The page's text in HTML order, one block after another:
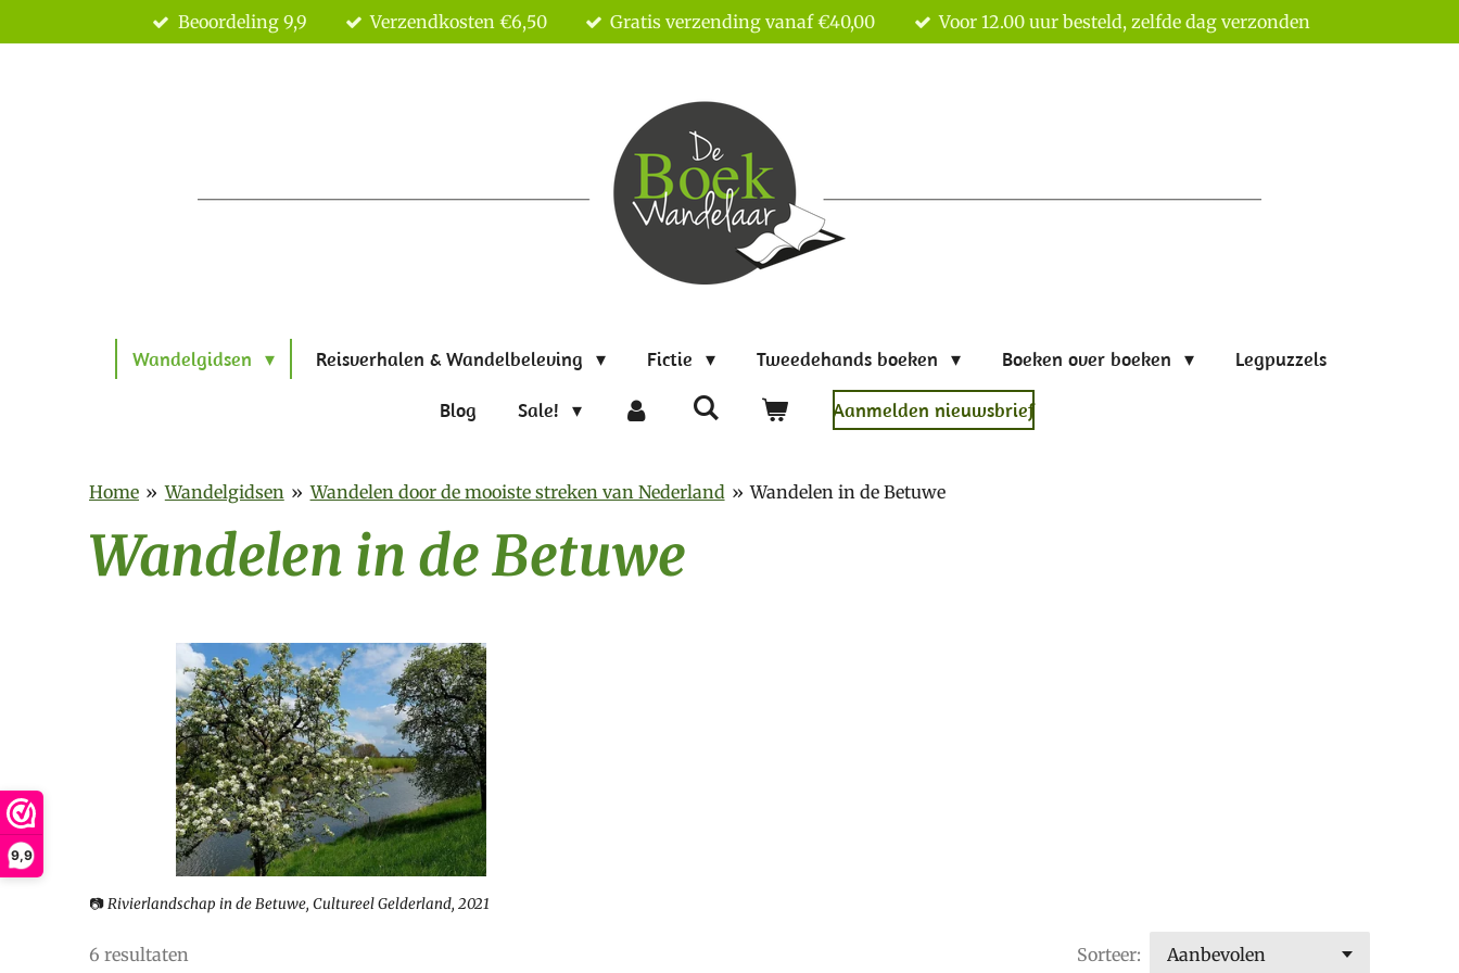
9,9
direct
Beoordeling 9,9 Verzendkosten €6,50 Gratis verzending vanaf €40,00 Voor 12.00 uur besteld, zelfde dag verzonden
Wandelgidsen Reisverhalen & Wandelbeleving Fictie Tweedehands boeken Boeken over boeken Legpuzzels
Blog Sale! Aanmelden nieuwsbrief
Home » Wandelgidsen » Wandelen door de mooiste streken van Nederland » Wandelen in de Betuwe
Wandelen in de Betuwe
📷Rivierlandschap in de Betuwe, Cultureel Gelderland, 2021
6 resultaten Sorteer: